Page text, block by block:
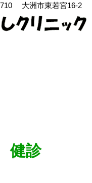
大洲市東若宮16-2
健診